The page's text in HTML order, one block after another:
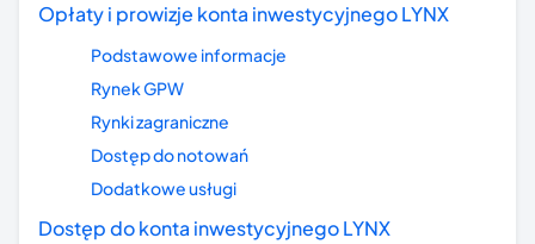
Opłaty i prowizje konta inwestycyjnego LYNX
Podstawowe informacje
Rynek GPW
Rynki zagraniczne
Dostęp do notowań
Dodatkowe usługi
Dostęp do konta inwestycyjnego LYNX